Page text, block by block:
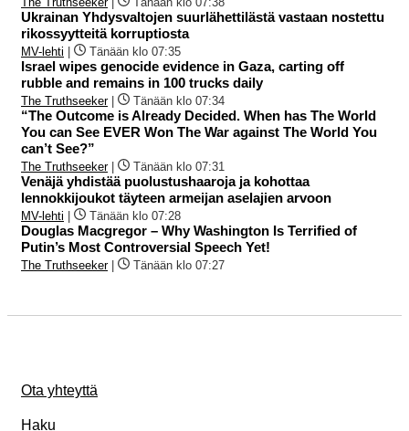
Ukrainan Yhdysvaltojen suurlähettilästä vastaan nostettu
rikossyytteitä korruptiosta
MV-lehti Tänään klo 07:35
Israel wipes genocide evidence in Gaza, carting off
rubble and remains in 100 trucks daily
The Truthseeker| Tänään klo 07:34
“The Outcome is Already Decided. When has The World
You can See EVER Won The War against The World You
can’t See?”
The Truthseeker| Tänään klo 07:31
Venäjä yhdistää puolustushaaroja ja kohottaa
lennokkijoukot täyteen armeijan aselajien arvoon
MV-lehti Tänään klo 07:28
Douglas Macgregor – Why Washington Is Terrified of
Putin’s Most Controversial Speech Yet!
The Truthseeker| Tänään klo 07:27
Ota yhteyttä
Haku